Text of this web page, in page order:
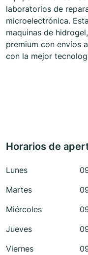
laboratorios de
microelectrónica.
maquinas de
premium con envíos
con la mejor
Horarios de
Lunes
Martes
Miércoles
Jueves
Viernes